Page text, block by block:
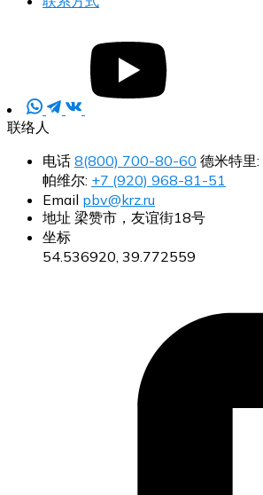
联络人
电话 8(800) 700-80-60 德米特里:
帕维尔: +7 (920) 968-81-51
Email pbv@krz.ru
地址 梁赞市，友谊街18号
坐标
54.536920, 39.772559